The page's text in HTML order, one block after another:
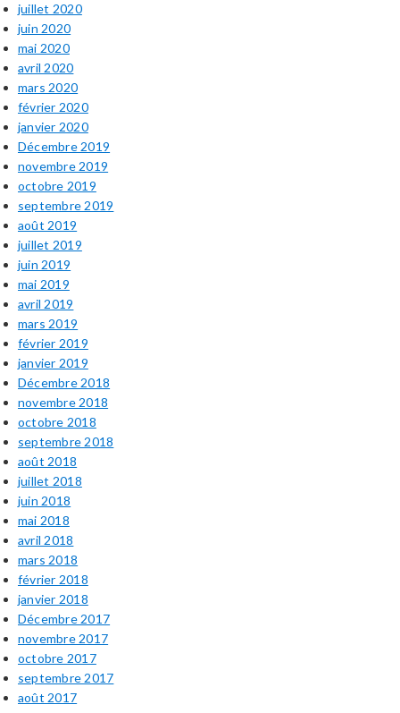
juillet 2020
juin 2020
mai 2020
avril 2020
mars 2020
février 2020
janvier 2020
Décembre 2019
novembre 2019
octobre 2019
septembre 2019
août 2019
juillet 2019
juin 2019
mai 2019
avril 2019
mars 2019
février 2019
janvier 2019
Décembre 2018
novembre 2018
octobre 2018
septembre 2018
août 2018
juillet 2018
juin 2018
mai 2018
avril 2018
mars 2018
février 2018
janvier 2018
Décembre 2017
novembre 2017
octobre 2017
septembre 2017
août 2017